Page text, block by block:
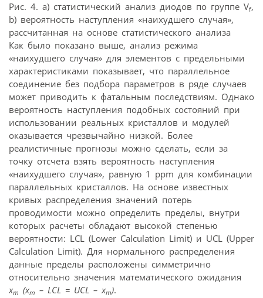
Рис. 4. а) статистический анализ диодов по группе Vf,
b) вероятность наступления «наихудшего случая»,
рассчитанная на основе статистического анализа
Как было показано выше, анализ режима
«наихудшего случая» для элементов с предельными
характеристиками показывает, что параллельное
соединение без подбора параметров в ряде случаев
может приводить к фатальным последствиям. Однако
вероятность наступления подобных состояний при
использовании реальных кристаллов и модулей
оказывается чрезвычайно низкой. Более
реалистичные прогнозы можно сделать, если за
точку отсчета взять вероятность наступления
«наихудшего случая», равную 1 ppm для комбинации
параллельных кристаллов. На основе известных
кривых распределения значений потерь
проводимости можно определить пределы, внутри
которых расчеты обладают высокой степенью
вероятности: LCL (Lower Calculation Limit) и UCL (Upper
Calculation Limit). Для нормального распределения
данные пределы расположены симметрично
относительно значения математического ожидания
xm (xm – LCL = UCL – xm).